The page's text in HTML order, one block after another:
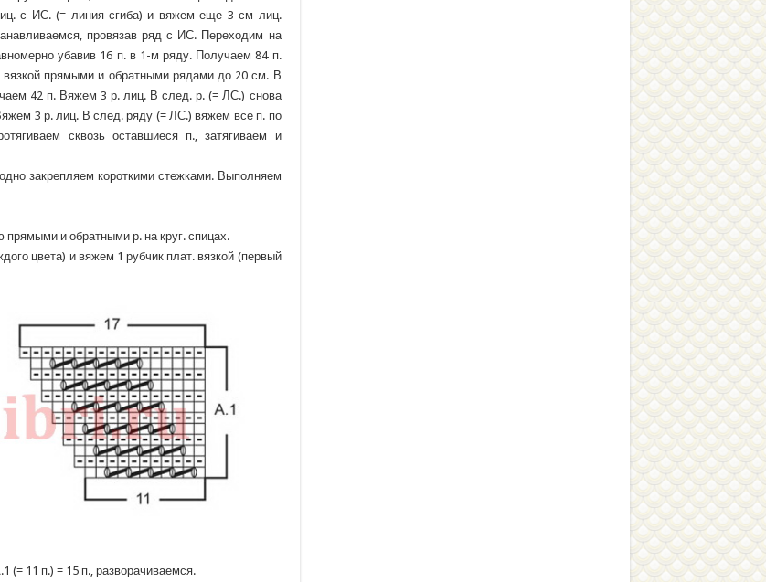
с ИС. (= линия сгиба) и вяжем еще 3 см лиц.
провязав ряд с ИС. Переходим на
убавив 16 п. в 1-м ряду. Получаем 84 п.
прямыми и обратными рядами до 20 см. В
42 п. Вяжем 3 р. лиц. В след. р. (= ЛС.) снова
3 р. лиц. В след. ряду (= ЛС.) вяжем все п. по
сквозь оставшиеся п., затягиваем и
закрепляем короткими стежками. Выполняем
и обратными р. на круг. спицах.
цвета) и вяжем 1 рубчик плат. вязкой (первый
(= 11 п.) = 15 п., разворачиваемся.